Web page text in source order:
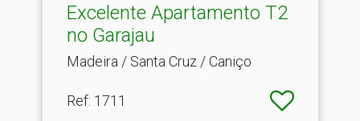
Excelente Apartamento T2
no Garajau
Madeira / Santa Cruz / Caniço
Ref: 1711